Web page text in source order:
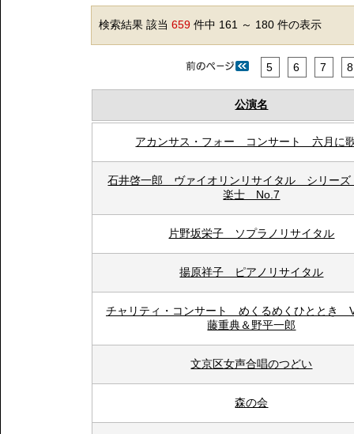
検索結果 該当659 件中 161 ～ 180 件の表示
5 6 7 8
公演名
アカンサス・フォー コンサート 六月に
石井啓一郎 ヴァイオリンリサイタル シリー
楽士 No.7
片野坂栄子 ソプラノリサイタル
揚原祥子 ピアノリサイタル
チャリティ・コンサート めくるめくひととき
藤重典＆野平一郎
文京区女声合唱のつどい
森の会